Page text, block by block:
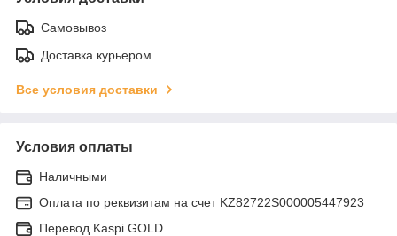
Самовывоз
Доставка курьером
Все условия доставки
Условия оплаты
Наличными
Оплата по реквизитам на счет KZ82722S000005447923
Перевод Kaspi GOLD